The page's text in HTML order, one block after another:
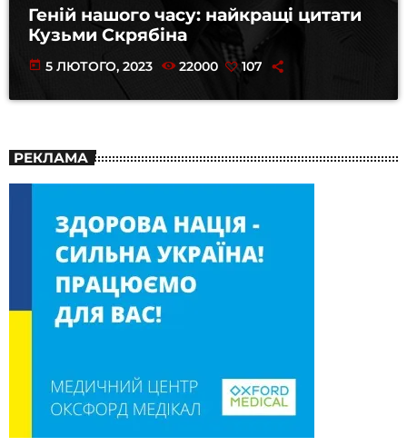
Геній нашого часу: найкращі цитати
Кузьми Скрябіна
today 5 ЛЮТОГО, 2023 22000 107
РЕКЛАМА